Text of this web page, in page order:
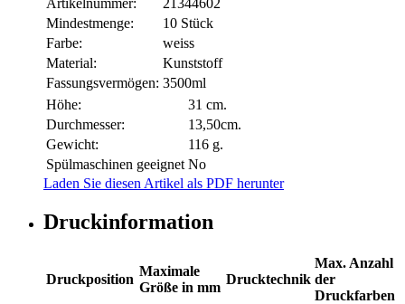
Artikelnummer:
21344602
Mindestmenge:
10 Stück
Farbe:
weiss
Material:
Kunststoff
Fassungsvermögen: 3500ml
Höhe:
31 cm.
Durchmesser:
13,50cm.
Gewicht:
116 g.
Spülmaschinen geeignet No
Laden Sie diesen Artikel als PDF herunter
Druckinformation
Druckposition
Maximale
Größe in mm
Drucktechnik
Max. Anzahl
der
Druckfarben